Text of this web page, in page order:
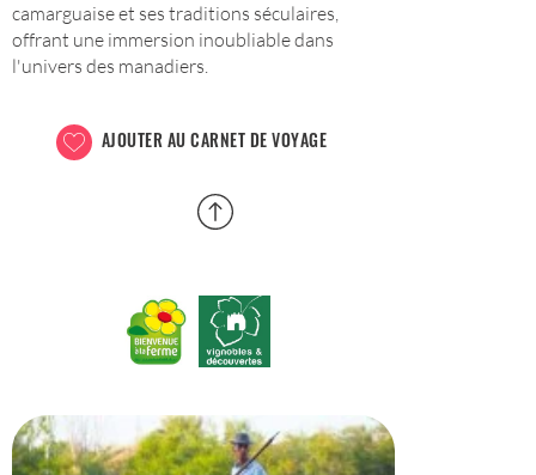
camarguaise et ses traditions séculaires,
offrant une immersion inoubliable dans
l'univers des manadiers.
AJOUTER AU CARNET DE VOYAGE